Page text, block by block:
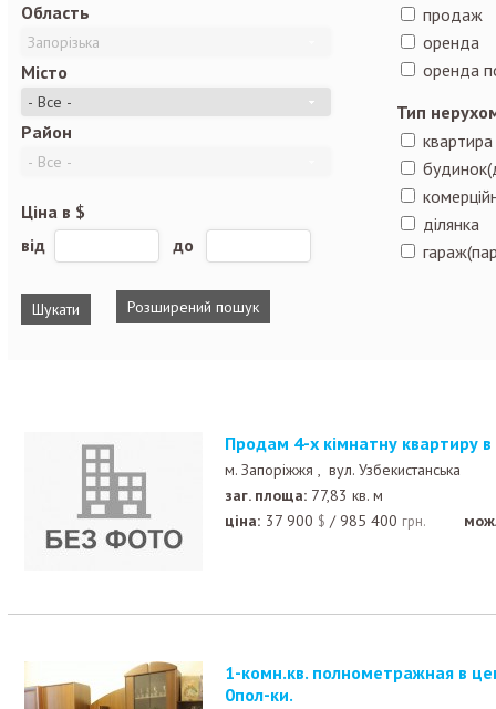
Область
Місто
Район
Ціна в $
від
до
продаж
оренда
оренда
Тип
квартира
ділянка
Розширений пошук
Продам 4-х кімнатну квартиру
м. Запоріжжя , вул. Узбекистанська
заг. площа: 77,83 кв. м
ціна: 37 900 $ / 985 400 грн.
1-комн.кв. полнометражная в центре города, возле 1
0пол-ки.